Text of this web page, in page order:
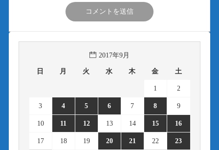
2017年9月
日 月 火 水 木 金 土
1 2
3 4 5 6 7 8 9
10 11 12 13 14 15 16
17 18 19 20 21 22 23